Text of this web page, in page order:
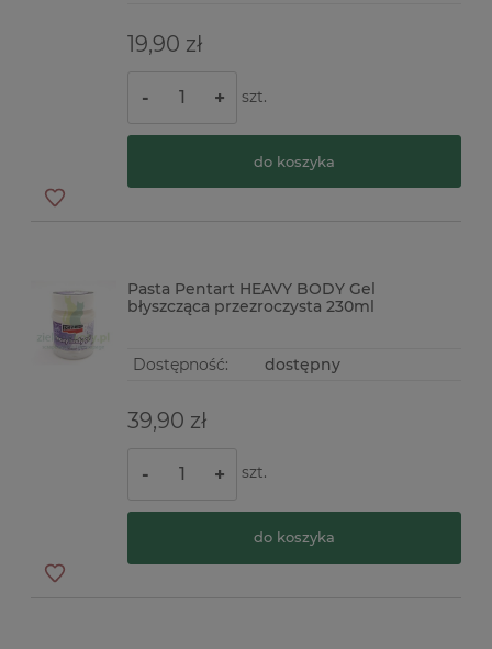
19,90 zł
- + szt.
do koszyka
Pasta Pentart HEAVY BODY Gel
błyszcząca przezroczysta 230ml
Dostępność: dostępny
39,90 zł
- + szt.
do koszyka